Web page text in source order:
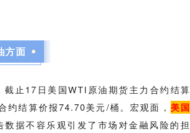
方面
截止17日美国WTI原油期货主力合约结算
约结算价报74.70美元/桶。宏观面， 美国
数据不容乐观引发了市场对金融风险的担